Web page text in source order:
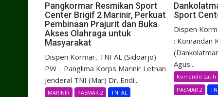
Pangkormar Resmikan Sport
Center Brigif 2 Marinir, Perkuat
Pembinaan Prajurit dan Buka
Akses Olahraga untuk
Masyarakat
Dispen Kormar, TNI AL (Sidoarjo)
PW : Panglima Korps Marinir Letnan
Jenderal TNI (Mar) Dr. Endi...
MARINIR PASMAR 2 TNI AL
Sport
Dispen
: Komandan
Agus...
Komando
PASMAR 2